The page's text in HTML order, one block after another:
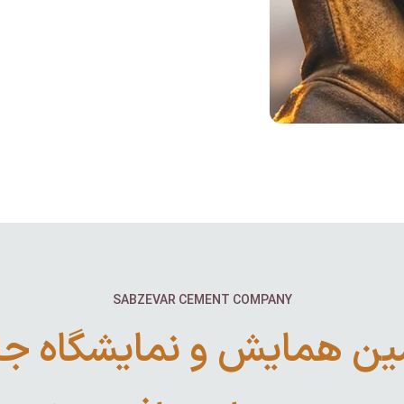
SABZEVAR CEMENT COMPANY
همایش و نمایشگاه